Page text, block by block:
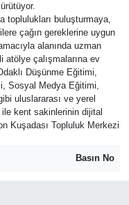
toplulukları buluşturmaya,
çağın gereklerine uygun
alanında uzman
atölye çalışmalarına ev
Düşünme Eğitimi,
Sosyal Medya Eğitimi,
uluslararası ve yerel
kent sakinlerinin dijital
Kuşadası Topluluk Merkezi
Basın No